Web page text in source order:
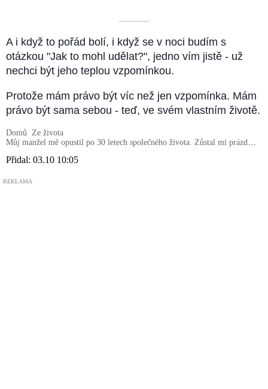
––––––––––
A i když to pořád bolí, i když se v noci budím s
otázkou "Jak to mohl udělat?", jedno vím jistě - už
nechci být jeho teplou vzpomínkou.
Protože mám právo být víc než jen vzpomínka. Mám
právo být sama sebou - teď, ve svém vlastním životě.
Domů Ze života
Můj manžel mě opustil po 30 letech společného života. Zůstal mi prázdný
Přidal: 03.10 10:05
REKLAMA